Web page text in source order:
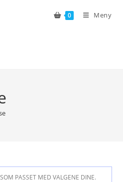
0 Meny
PASSET MED VALGENE DINE.